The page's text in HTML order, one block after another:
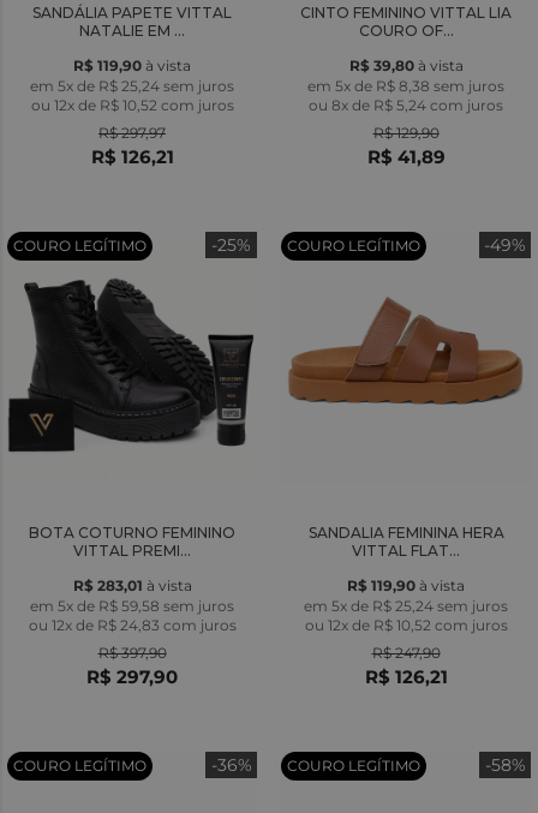
SANDÁLIA PAPETE VITTAL
NATALIE EM ...
R$ 297,97
R$ 126,21
em 5x de R$ 25,24 sem juros
ou 12x de R$ 10,52 com juros
R$ 119,90 à vista
CINTO FEMININO VITTAL LIA
COURO OF...
R$ 129,90
R$ 41,89
em 5x de R$ 8,38 sem juros
ou 8x de R$ 5,24 com juros
R$ 39,80à vista
-25%
COURO LEGÍTIMO
BOTA COTURNO FEMININO
VITTAL PREMI...
R$ 397,90
R$ 297,90
em 5x de R$ 59,58 sem juros
ou 12x de R$ 24,83 com juros
R$ 283,01 à vista
-49%
COURO LEGÍTIMO
SANDALIA FEMININA HERA
VITTAL FLAT...
R$ 247,90
R$ 126,21
em 5x de R$ 25,24 sem juros
ou 12x de R$ 10,52 com juros
R$ 119,90 à vista
-36%
COURO LEGÍTIMO -58%
COURO LEGÍTIMO